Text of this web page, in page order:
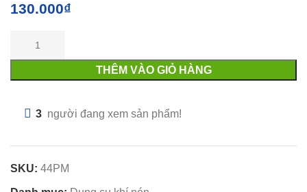
130.000₫
THÊM VÀO GIỎ HÀNG
3 người đang xem sản phẩm!
SKU: 44PM